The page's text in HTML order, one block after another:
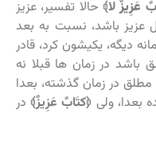
عَزِيزٌلا﴾ حالا تفسیر، عزیز
باشد، نسبت به بعد
دیگه، یکیشون کرد، قادر
در زمان ها قبلا نه
در زمان گذشته، بعدا
بعدا، ولی ﴿کتَابٌ عَزِيزٌ﴾ در